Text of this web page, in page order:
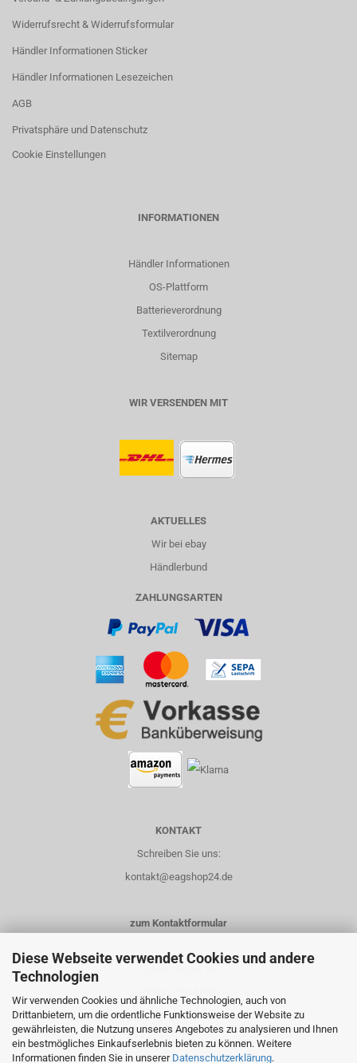
Diese Webseite verwendet Cookies und andere
Technologien
Wir verwenden Cookies und ähnliche Technologien, auch von
Drittanbietern, um die ordentliche Funktionsweise der Website zu
gewährleisten, die Nutzung unseres Angebotes zu analysieren und Ihnen
ein bestmögliches Einkaufserlebnis bieten zu können. Weitere
Informationen finden Sie in unserer Datenschutzerklärung.
Widerrufsrecht & Widerrufsformular
Händler Informationen Sticker
Händler Informationen Lesezeichen
AGB
Privatsphäre und Datenschutz
Cookie Einstellungen
INFORMATIONEN
Händler Informationen
OS-Plattform
Batterieverordnung
Textilverordnung
Sitemap
WIR VERSENDEN MIT
AKTUELLES
Wir bei ebay
Händlerbund
ZAHLUNGSARTEN
KONTAKT
Schreiben Sie uns:
kontakt@eagshop24.de
zum Kontaktformular
0151-14435658